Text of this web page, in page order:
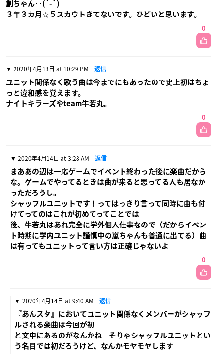
創ちゃん‥(´-`)
３年３カ月☆５スカウトきてないです。ひどいと思います。
0
2020年4月13日 at 10:29 PM 返信
ユニット関係なく歌う曲は今までにもあったので史上初はちょ
っと違和感を覚えます。
ナイトキラーズやteam牛若丸。
0
2020年4月14日 at 3:28 AM 返信
まああの辺は一応ゲームでイベント終わった後に楽曲だから
な。ゲームでやってるときは曲が来ると思ってる人も居なか
っただろうし。
シャッフルユニットです！ってはっきり言って同時に曲も付
けてってのはこれが初めてってことでは
後、牛若丸はあれ完全に学外個人仕事なので（だからイベン
ト時期に学内ユニット謹慎中の嵐ちゃんも普通に出てる）曲
は有ってもユニットって言い方は正確じゃないよ
0
2020年4月14日 at 9:40 AM 返信
『あんスタ』においてユニット関係なくメンバーがシャッフ
ルされる楽曲は今回が初
と文中にあるのがなんかね そりゃシャッフルユニットとい
う名目では初だろうけど、なんかモヤモヤします